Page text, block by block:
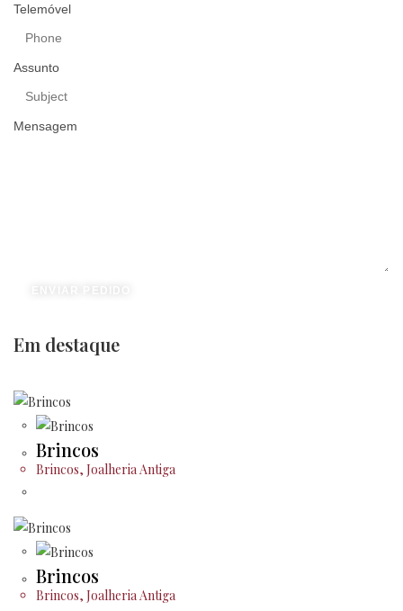
Em destaque
Brincos
Brincos, Joalheria Antiga
Brincos
Brincos, Joalheria Antiga
Telemóvel
Assunto
Mensagem